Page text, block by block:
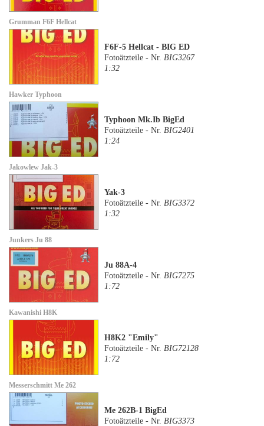
Grumman F6F Hellcat
F6F-5 Hellcat - BIG ED
Fotoätzteile - Nr. BIG3267
1:32
Hawker Typhoon
Typhoon Mk.Ib BigEd
Fotoätzteile - Nr. BIG2401
1:24
Jakowlew Jak-3
Yak-3
Fotoätzteile - Nr. BIG3372
1:32
Junkers Ju 88
Ju 88A-4
Fotoätzteile - Nr. BIG7275
1:72
Kawanishi H8K
H8K2 "Emily"
Fotoätzteile - Nr. BIG72128
1:72
Messerschmitt Me 262
Me 262B-1 BigEd
Fotoätzteile - Nr. BIG3373